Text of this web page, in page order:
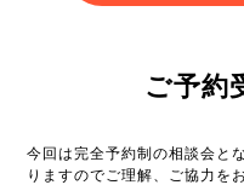
ご予約
今回は完全予約制の相談会と
りますのでご理解、ご協力を